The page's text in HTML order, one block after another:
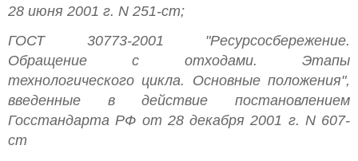
28 июня 2001 г. N 251-ст;
ГОСТ 30773-2001 "Ресурсосбережение.
Обращение с отходами. Этапы
технологического цикла. Основные положения",
введенные в действие постановлением
Госстандарта РФ от 28 декабря 2001 г. N 607-
ст